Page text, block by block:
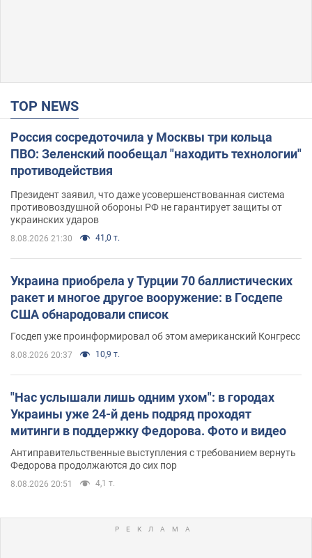
TOP NEWS
Россия сосредоточила у Москвы три кольца
ПВО: Зеленский пообещал "находить технологии"
противодействия
Президент заявил, что даже усовершенствованная система
противовоздушной обороны РФ не гарантирует защиты от
украинских ударов
8.08.2026 21:30 41,0 т.
Украина приобрела у Турции 70 баллистических
ракет и многое другое вооружение: в Госдепе
США обнародовали список
Госдеп уже проинформировал об этом американский Конгресс
8.08.2026 20:37 10,9 т.
"Нас услышали лишь одним ухом": в городах
Украины уже 24-й день подряд проходят
митинги в поддержку Федорова. Фото и видео
Антиправительственные выступления с требованием вернуть
Федорова продолжаются до сих пор
8.08.2026 20:51 4,1 т.